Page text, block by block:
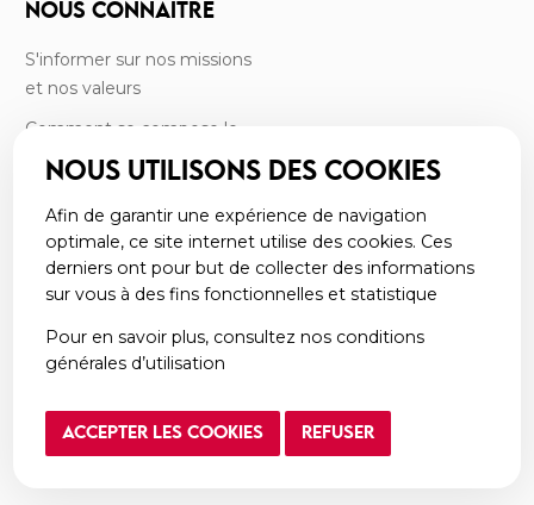
NOUS CONNAITRE
S'informer sur nos missions
et nos valeurs
Comment se compose le
CRF?
Retrouver nos commissions
Consulter nos rapports
d’activité
Découvrir nos partenaires
NOUS UTILISONS DES COOKIES
Afin de garantir une expérience de navigation
optimale, ce site internet utilise des cookies. Ces
derniers ont pour but de collecter des informations
sur vous à des fins fonctionnelles et statistique
Pour en savoir plus, consultez nos conditions
générales d’utilisation
ACCEPTER LES COOKIES REFUSER